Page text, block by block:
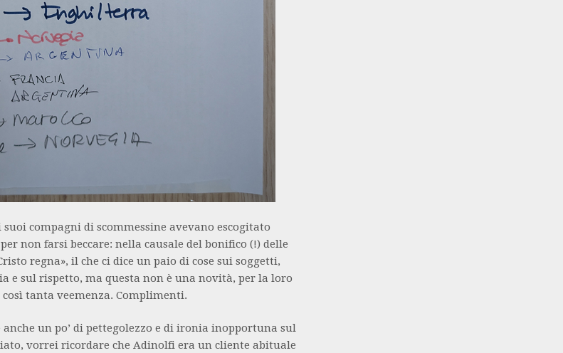
compagni di scommessine avevano escogitato
non farsi beccare: nella causale del bonifico (!) delle
regna», il che ci dice un paio di cose sui soggetti,
e sul rispetto, ma questa non è una novità, per la loro
così tanta veemenza. Complimenti.
un po’ di pettegolezzo e di ironia inopportuna sul
vorrei ricordare che Adinolfi era un cliente abituale